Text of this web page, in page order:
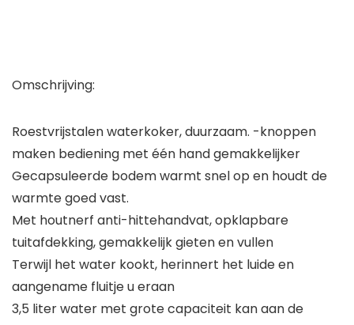
Omschrijving:
Roestvrijstalen waterkoker, duurzaam. -knoppen
maken bediening met één hand gemakkelijker
Gecapsuleerde bodem warmt snel op en houdt de
warmte goed vast.
Met houtnerf anti-hittehandvat, opklapbare
tuitafdekking, gemakkelijk gieten en vullen
Terwijl het water kookt, herinnert het luide en
aangename fluitje u eraan
3,5 liter water met grote capaciteit kan aan de